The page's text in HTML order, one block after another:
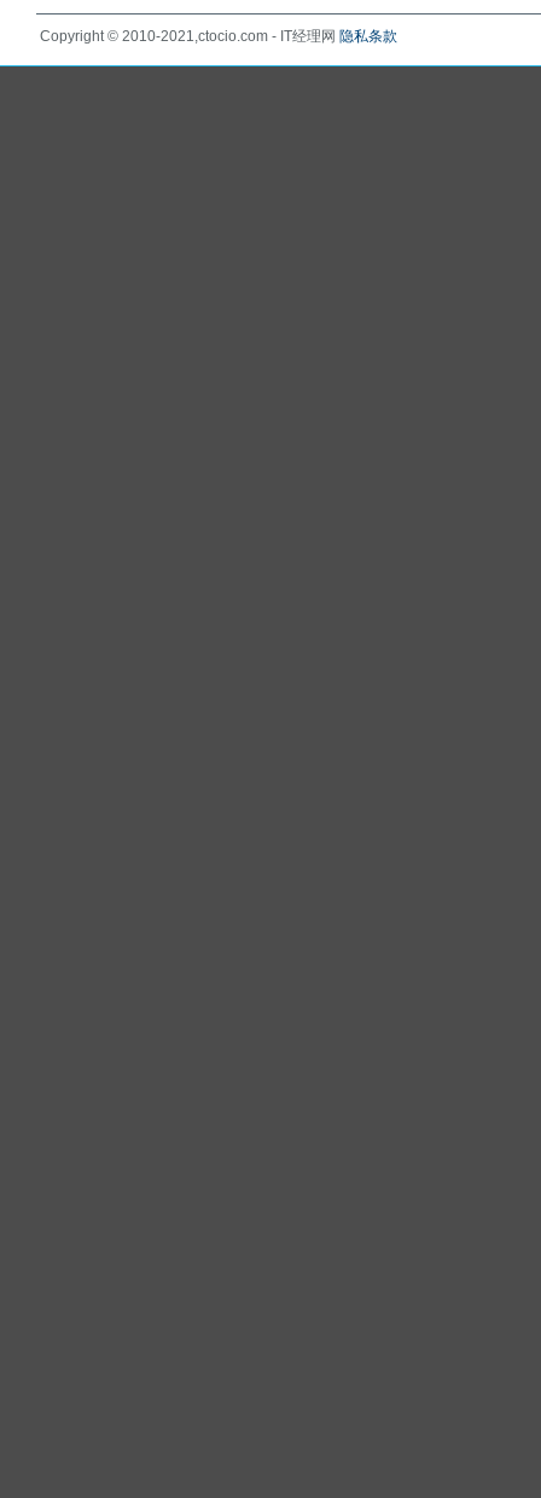
Copyright © 2010-2021,ctocio.com - IT经理网 隐私条款